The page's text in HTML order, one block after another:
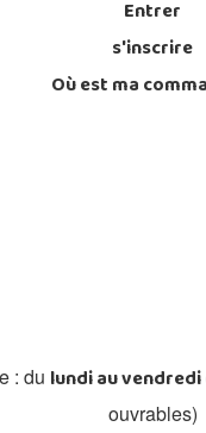
Entrer
s'inscrire
Où est ma
: du lundi au vendredi
ouvrables)